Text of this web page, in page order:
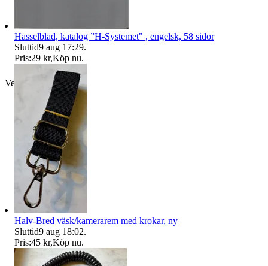
Verifierad
Hasselblad, katalog ”H-Systemet" , engelsk, 58 sidor
Sluttid9 aug 17:29.
Pris:29 kr,Köp nu.
Halv-Bred väsk/kamerarem med krokar, ny
Sluttid9 aug 18:02.
Pris:45 kr,Köp nu.